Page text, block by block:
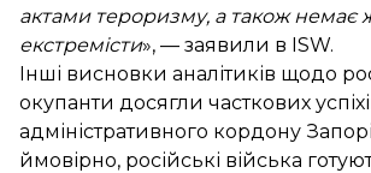
актами тероризму, а також немає
екстремісти», — заявили в ISW.
Інші висновки аналітиків щодо
окупанти досягли часткових
адміністративного кордону
ймовірно, російські війська